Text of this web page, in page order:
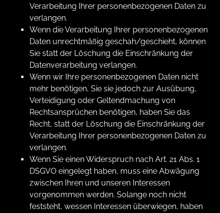
Verarbeitung Ihrer personenbezogenen Daten zu
verlangen.
Wenn die Verarbeitung Ihrer personenbezogenen
Daten unrechtmäßig geschah/geschieht, können
Sie statt der Löschung die Einschränkung der
Datenverarbeitung verlangen.
Wenn wir Ihre personenbezogenen Daten nicht
mehr benötigen, Sie sie jedoch zur Ausübung,
Verteidigung oder Geltendmachung von
Rechtsansprüchen benötigen, haben Sie das
Recht, statt der Löschung die Einschränkung der
Verarbeitung Ihrer personenbezogenen Daten zu
verlangen.
Wenn Sie einen Widerspruch nach Art. 21 Abs. 1
DSGVO eingelegt haben, muss eine Abwägung
zwischen Ihren und unseren Interessen
vorgenommen werden. Solange noch nicht
feststeht, wessen Interessen überwiegen, haben